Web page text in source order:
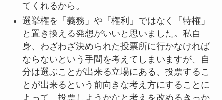
てくれるから。
選挙権を「義務」や「権利」ではなく「特権」
と置き換える発想がいいと思いました。私自
身、わざわざ決められた投票所に行かなければ
ならないという手間を考えてしまいますが、自
分は選ぶことが出来る立場にある、投票するこ
とが出来るという前向きな考え方にすることに
よって、投票しようかなと考えを改めるきっか